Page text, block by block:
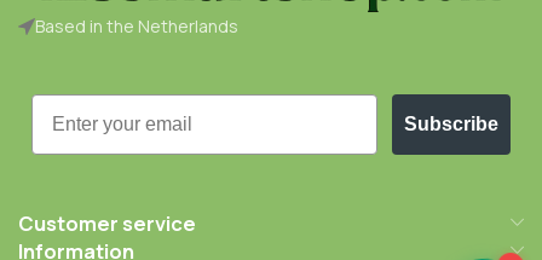
Based in the Netherlands
Email
Subscribe
Customer service
Information